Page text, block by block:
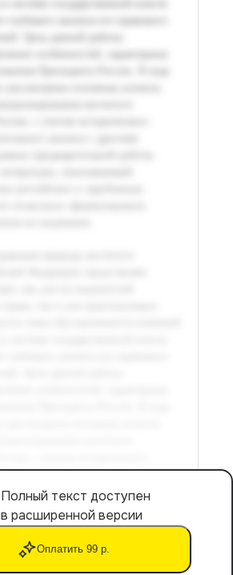
Полный текст доступен
в расширенной версии
Оплатить 99 р.